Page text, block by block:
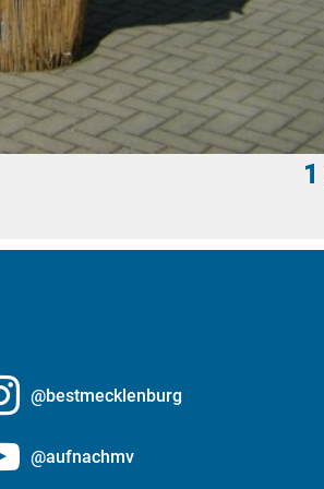
1
@bestmecklenburg
@aufnachmv